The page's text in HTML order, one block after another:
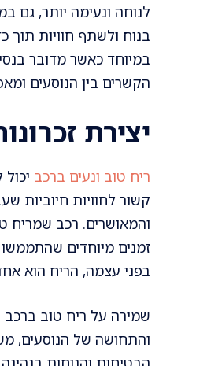
לנוחה ונעימה יותר, גם
בנוח ולשתף חוויות תוך
במיוחד כאשר מדובר
הקשרים בין הנוסעים
יצירת
ריח טוב ונעים ברכב
קשור לחוויות חיוביות
והמאושרים. רכב שמריח
זמנים מיוחדים
בפני עצמה, הריח הוא
שמירה על ריח טוב
והתחושה של הנוסעים,